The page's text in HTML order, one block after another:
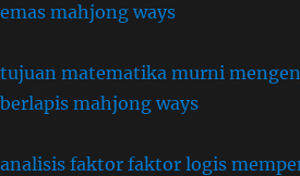
emas mahjong ways
tujuan matematika murni
berlapis mahjong ways
analisis faktor faktor logis